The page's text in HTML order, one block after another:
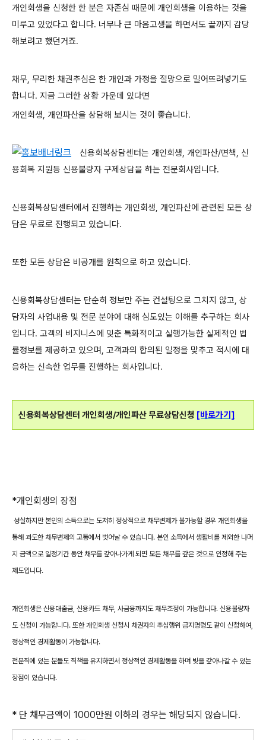
개인회생을 신청한 한 분은 자존심 때문에 개인회생을 이용하는 것을
미루고 있었다고 합니다. 너무나 큰 마음고생을 하면서도 끝까지 감당
해보려고 했던거죠.
채무, 무리한 채권추심은 한 개인과 가정을 절망으로 밀어뜨려넣기도
합니다. 지금 그러한 상황 가운데 있다면
개인회생, 개인파산을 상담해 보시는 것이 좋습니다.
신용회복상담센터는 개인회생, 개인파산/면책, 신
용회복 지원등 신용불량자 구제상담을 하는 전문회사입니다.
신용회복상담센터에서 진행하는 개인회생, 개인파산에 관련된 모든 상
담은 무료로 진행되고 있습니다.
또한 모든 상담은 비공개를 원칙으로 하고 있습니다.
신용회복상담센터는 단순히 정보만 주는 컨설팅으로 그치지 않고, 상
담자의 사업내용 및 전문 분야에 대해 심도있는 이해를 추구하는 회사
입니다. 고객의 비지니스에 밎춘 특화적이고 실행가능한 실제적인 법
률정보를 제공하고 있으며, 고객과의 합의된 일정을 맞추고 적시에 대
응하는 신속한 업무를 진행하는 회사입니다.
신용회복상담센터 개인회생/개인파산 무료상담신청 [바로가기]
*개인회생의 장점
성실하지만 본인의 소득으로는 도저히 정상적으로 채무변제가 불가능할 경우 개인회생을
통해 과도한 채무변제의 고통에서 벗어날 수 있습니다. 본인 소득에서 생활비를 제외한 나머
지 금액으로 일정기간 동안 채무를 갚아나가게 되면 모든 채무를 갚은 것으로 인정해 주는
제도입니다.
개인회생은 신용대출금, 신용카드 채무, 사금융까지도 채무조정이 가능합니다. 신용불량자
도 신청이 가능합니다. 또한 개인회생 신청시 채권자의 추심행위 금지명령도 같이 신청하여,
정상적인 경제활동이 가능합니다.
전문직에 있는 분들도 직책을 유지하면서 정상적인 경제활동을 하며 빚을 갚아나갈 수 있는
장점이 있습니다.
* 단 채무금액이 1000만원 이하의 경우는 해당되지 않습니다.